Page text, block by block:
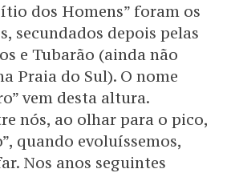
dos Homens” foram os
secundados depois pelas
e Tubarão (ainda não
Praia do Sul). O nome
vem desta altura.
nós, ao olhar para o pico,
quando evoluíssemos,
Nos anos seguintes